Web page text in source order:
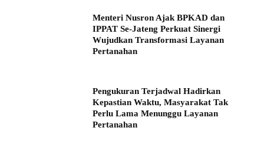
Menteri Nusron Ajak BPKAD dan
IPPAT Se-Jateng Perkuat Sinergi
Wujudkan Transformasi Layanan
Pertanahan
Pengukuran Terjadwal Hadirkan
Kepastian Waktu, Masyarakat Tak
Perlu Lama Menunggu Layanan
Pertanahan